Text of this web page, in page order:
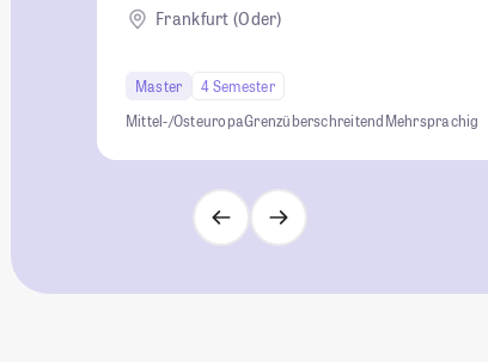
Frankfurt (Oder)
Master
4 Semester
Mittel-/OsteuropaGrenzüberschreitendMehrsprachig